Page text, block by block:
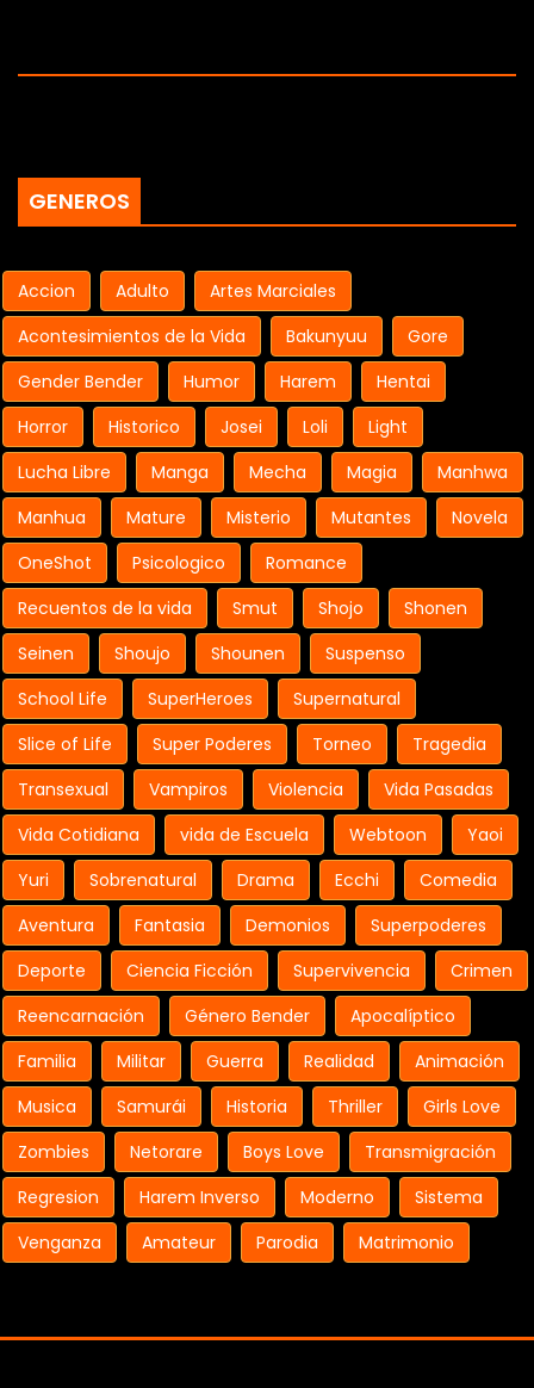
GENEROS
Accion Adulto
Artes Marciales
Acontesimientos de la Vida
Bakunyuu
Gore
Gender Bender
Humor Harem
Hentai
Horror
Historico Josei Loli
Light
Lucha Libre
Manga Mecha Magia
Manhwa
Manhua
Mature Misterio Mutantes
Novela
OneShot
Psicologico
Romance
Recuentos de la vida
Smut Shojo
Shonen
Seinen
Shoujo Shounen
Suspenso
School Life
SuperHeroes
Supernatural
Slice of Life
Super Poderes Torneo
Tragedia
Transexual
Vampiros Violencia
Vida Pasadas
Vida Cotidiana
vida de Escuela Webtoon
Yaoi
Yuri
Sobrenatural Drama Ecchi
Comedia
Aventura
Fantasia Demonios
Superpoderes
Deporte
Ciencia Ficción Supervivencia
Crimen
Reencarnación
Género Bender
Apocalíptico
Familia
Militar Guerra Realidad
Animación
Musica
Samurái Historia Thriller
Girls Love
Zombies
Netorare Boys Love
Transmigración
Regresion
Harem Inverso Moderno
Sistema
Venganza
Amateur Parodia Matrimonio